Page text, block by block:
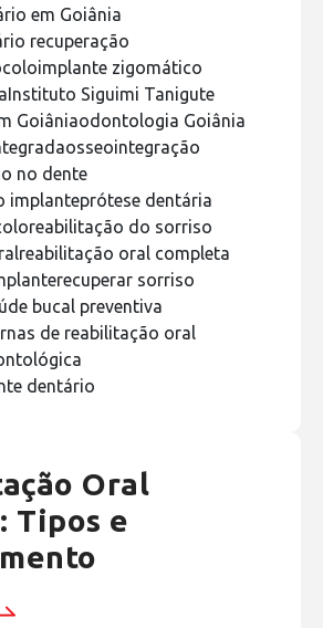
em Goiânia
recuperação
implante zigomático
Instituto Siguimi Tanigute
Goiâniaodontologia Goiânia
osseointegração
no dente
implanteprótese dentária
reabilitação do sorriso
reabilitação oral completa
recuperar sorriso
bucal preventiva
de reabilitação oral
dentário
Oral
Tipos e